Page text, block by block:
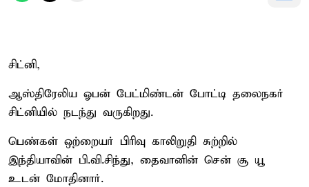
சிட்னி,
ஆஸ்திரேலிய ஓபன் பேட்மிண்டன் போட்டி தலைநகர்
சிட்னியில் நடந்து வருகிறது.
பெண்கள் ஒற்றையர் பிரிவு காலிறுதி சுற்றில்
இந்தியாவின் பி.வி.சிந்து, தைவானின் சென் சூ யூ
உடன் மோதினார்.